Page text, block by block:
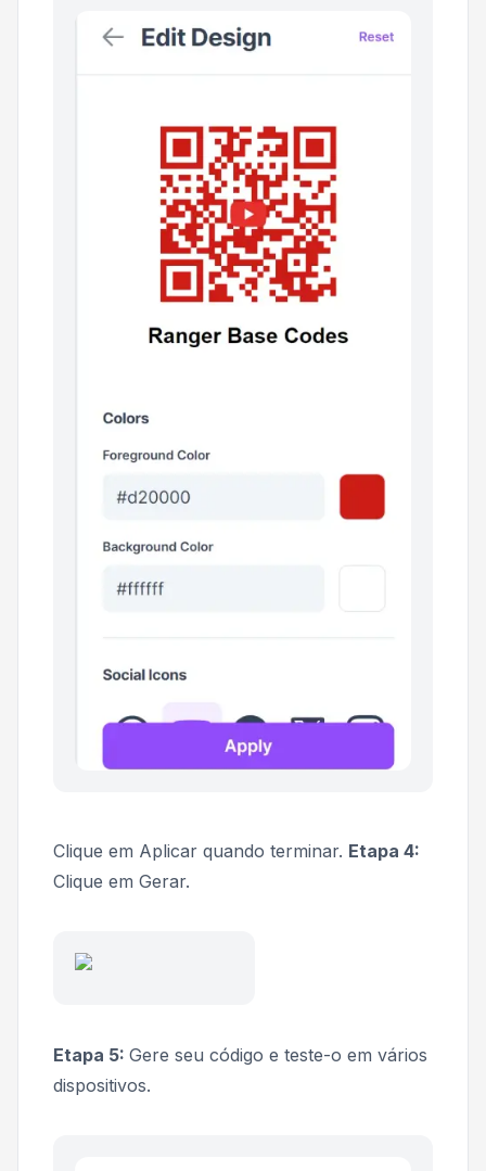
Clique em Aplicar quando terminar. Etapa 4:
Clique em Gerar.
Etapa 5: Gere seu código e teste-o em vários
dispositivos.